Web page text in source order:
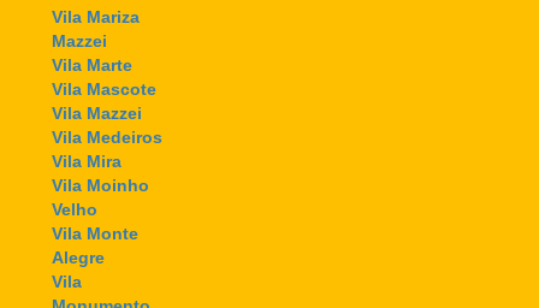
Vila Mariza
Mazzei
Vila Marte
Vila Mascote
Vila Mazzei
Vila Medeiros
Vila Mira
Vila Moinho
Velho
Vila Monte
Alegre
Vila